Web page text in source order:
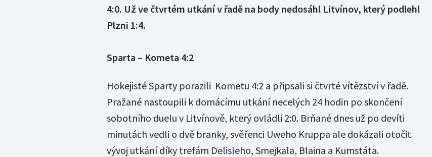
4:0. Už ve čtvrtém utkání v řadě na body nedosáhl Litvínov, který podlehl
Plzni 1:4.
Sparta – Kometa 4:2
Hokejisté Sparty porazili Kometu 4:2 a připsali si čtvrté vítězství v řadě.
Pražané nastoupili k domácímu utkání necelých 24 hodin po skončení
sobotního duelu v Litvínově, který ovládli 2:0. Brňané dnes už po devíti
minutách vedli o dvě branky, svěřenci Uweho Kruppa ale dokázali otočit
vývoj utkání díky trefám Delisleho, Smejkala, Blaina a Kumstáta.